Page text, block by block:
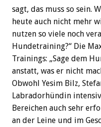
sagt, das muss so sein.
heute auch nicht mehr
nutzen so viele noch
Hundetraining?“ Die
Trainings: „Sage dem
anstatt, was er nicht
Obwohl Yesim Bilz,
Labradorhündin
Bereichen auch sehr
an der Leine und im